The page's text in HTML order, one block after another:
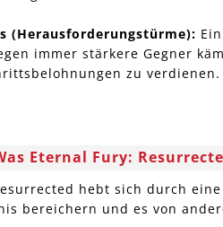
(Herausforderungstürme):
immer stärkere Gegner
zu verdienen.
Eternal Fury:
hebt sich durch
bereichern und es von